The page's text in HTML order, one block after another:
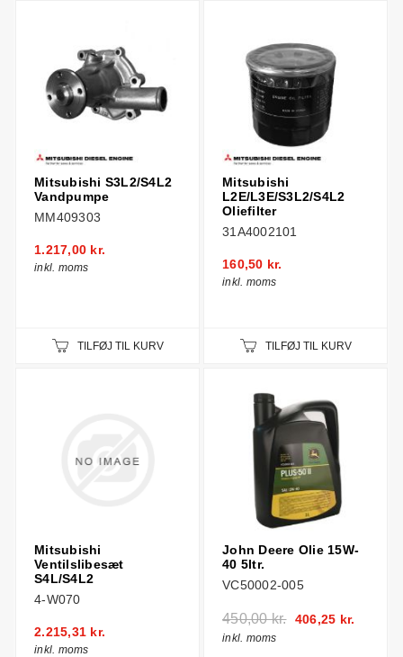
Mitsubishi S3L2/S4L2
Vandpumpe
MM409303
1.217,00 kr.
inkl. moms
TILFØJ TIL KURV
Mitsubishi
L2E/L3E/S3L2/S4L2
Oliefilter
31A4002101
160,50 kr.
inkl. moms
TILFØJ TIL KURV
Mitsubishi
Ventilslibesæt
S4L/S4L2
4-W070
2.215,31 kr.
inkl. moms
John Deere Olie 15W-
40 5ltr.
VC50002-005
450,00 kr. 406,25 kr.
inkl. moms